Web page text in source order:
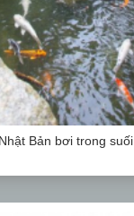
Bản bơi trong suối